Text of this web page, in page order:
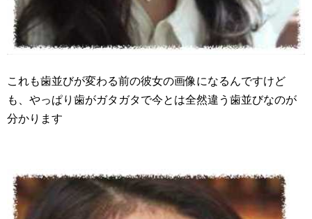
これも歯並びが変わる前の彼女の画像になるんですけど
も、やっぱり歯がガタガタで今とは全然違う歯並びなのが
分かります